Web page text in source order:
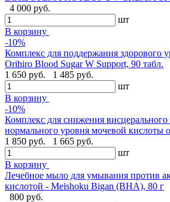
4 000 руб.
шт
В корзину
-10%
Комплекс для поддержания здорового
Orihiro Blood Sugar W Support, 90 табл.
1 650 руб.
1 485 руб.
шт
В корзину
-10%
Комплекс для снижения
нормального уровня мочевой кислоты
1 850 руб.
1 665 руб.
шт
В корзину
Лечебное мыло для умывания против
кислотой - Meishoku Bigan (BHA), 80 г
800 руб.